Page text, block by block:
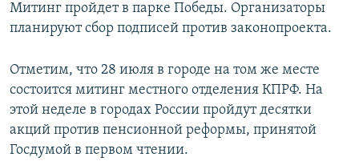
Митинг пройдет в парке Победы. Организаторы
планируют сбор подписей против законопроекта.
Отметим, что 28 июля в городе на том же месте
состоится митинг местного отделения КПРФ. На
этой неделе в городах России пройдут десятки
акций против пенсионной реформы, принятой
Госдумой в первом чтении.